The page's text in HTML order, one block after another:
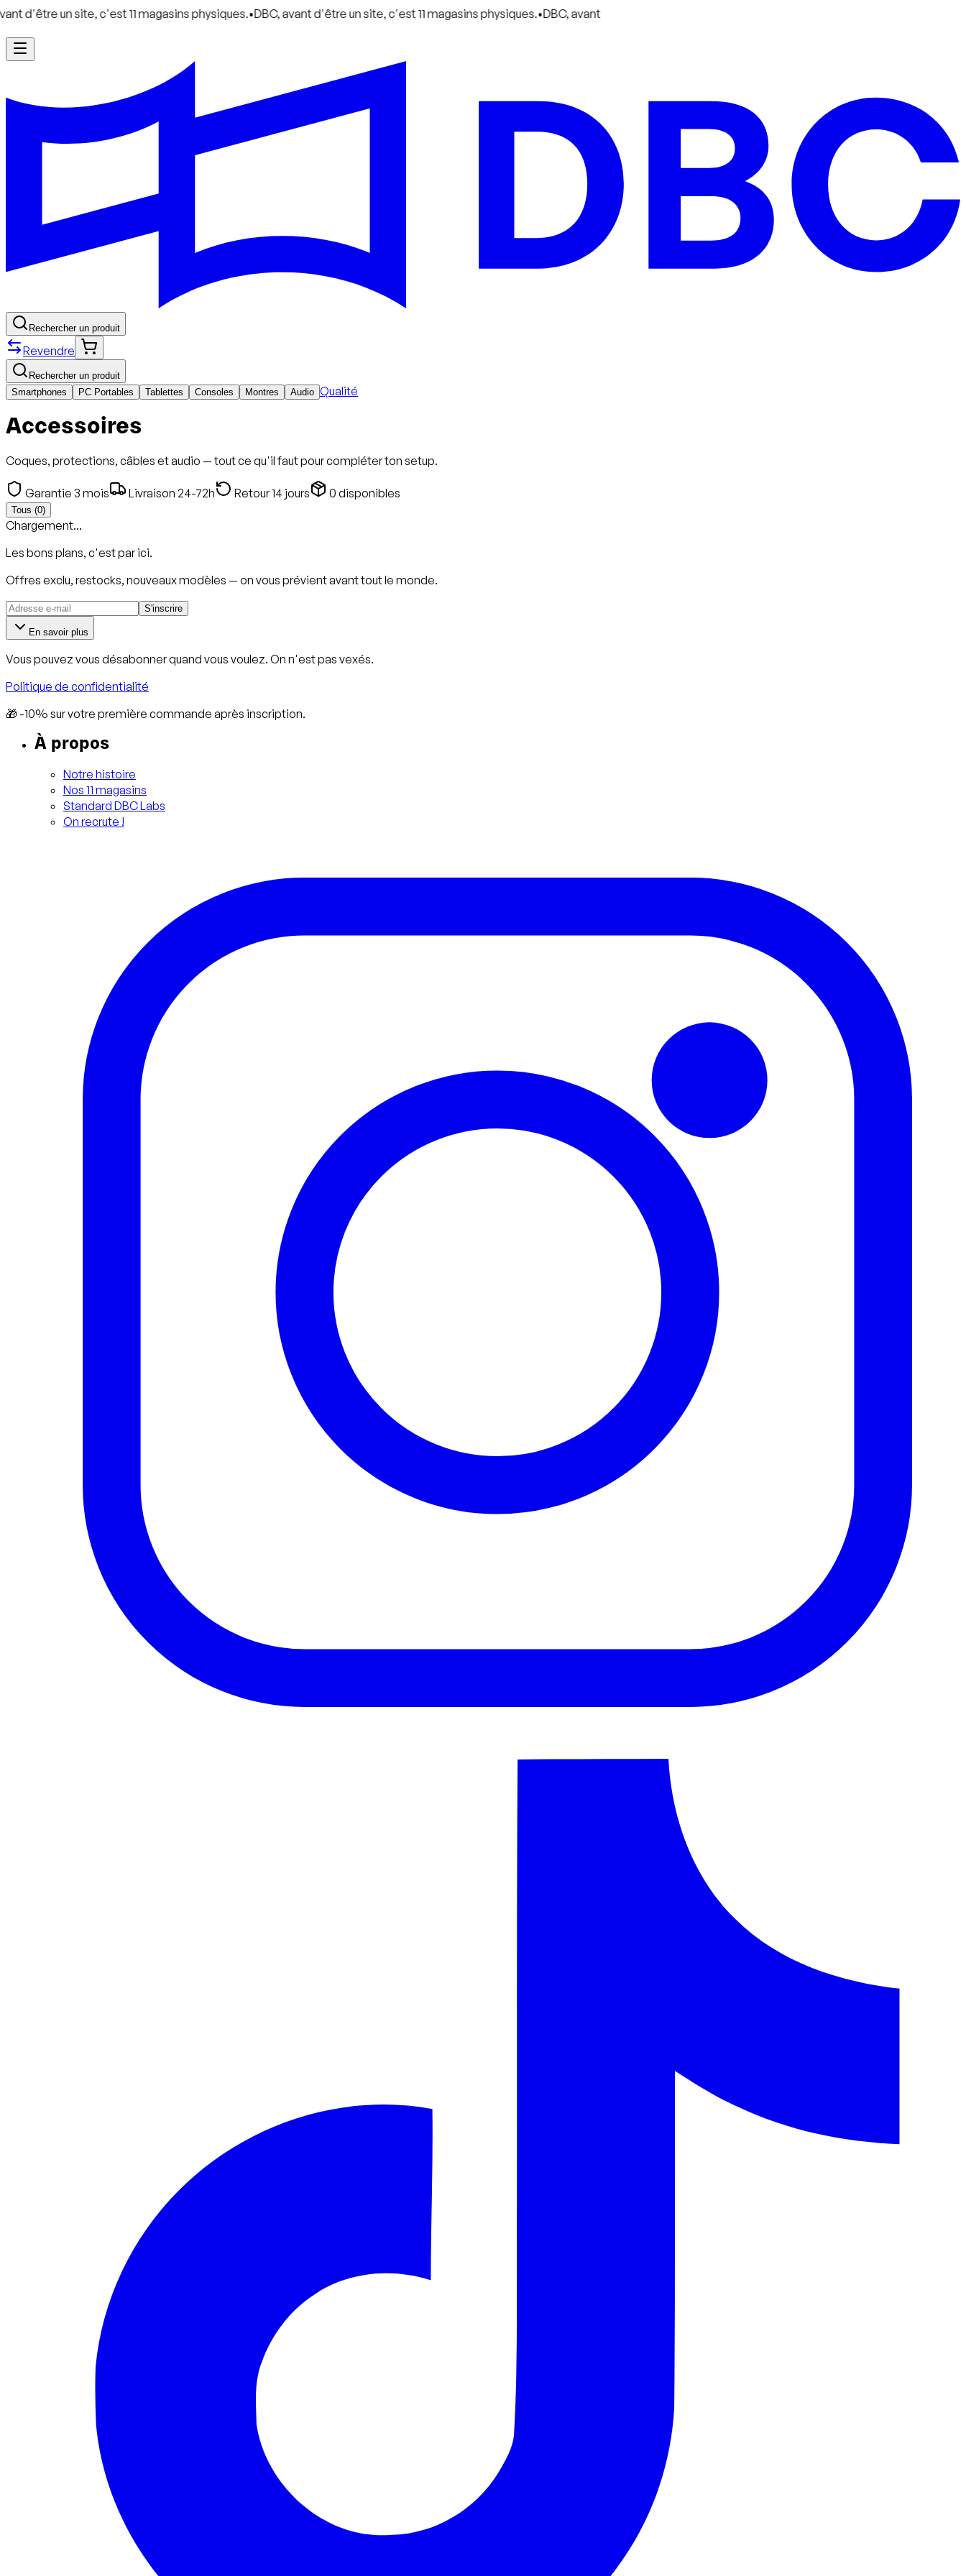
site, c'est 11 magasins physiques.•DBC, avant d'être un site, c'est 11 magasins physiques.•DBC, avant
Rechercher un produit
Revendre
Rechercher un produit
Smartphones
PC Portables Tablettes Consoles Montres Audio Qualité
Accessoires
Coques, protections, câbles et audio — tout ce qu'il faut pour compléter ton setup.
Garantie 3 mois Livraison 24-72h Retour 14 jours 0 disponibles
Tous (0)
Chargement...
Les bons plans, c'est par ici.
Offres exclu, restocks, nouveaux modèles — on vous prévient avant tout le monde.
S'inscrire
En savoir plus
Vous pouvez vous désabonner quand vous voulez. On n'est pas vexés.
Politique de confidentialité
🎁 -10% sur votre première commande après inscription.
À propos
Notre histoire
Nos 11 magasins
Standard DBC Labs
On recrute !